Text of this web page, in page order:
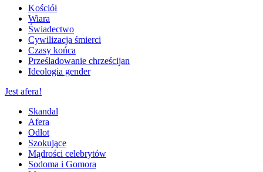
Kościół
Wiara
Świadectwo
Cywilizacja śmierci
Czasy końca
Prześladowanie chrześcijan
Ideologia gender
Jest afera!
Skandal
Afera
Odlot
Szokujące
Mądrości celebrytów
Sodoma i Gomora